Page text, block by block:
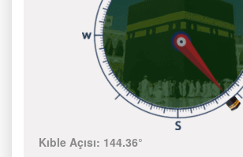
Kıble Açısı: 144.36°